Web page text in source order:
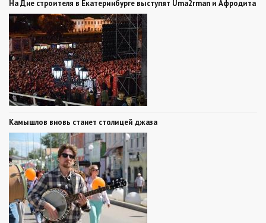
На Дне строителя в Екатеринбурге выступят Uma2rman и Афродита
Камышлов вновь станет столицей джаза